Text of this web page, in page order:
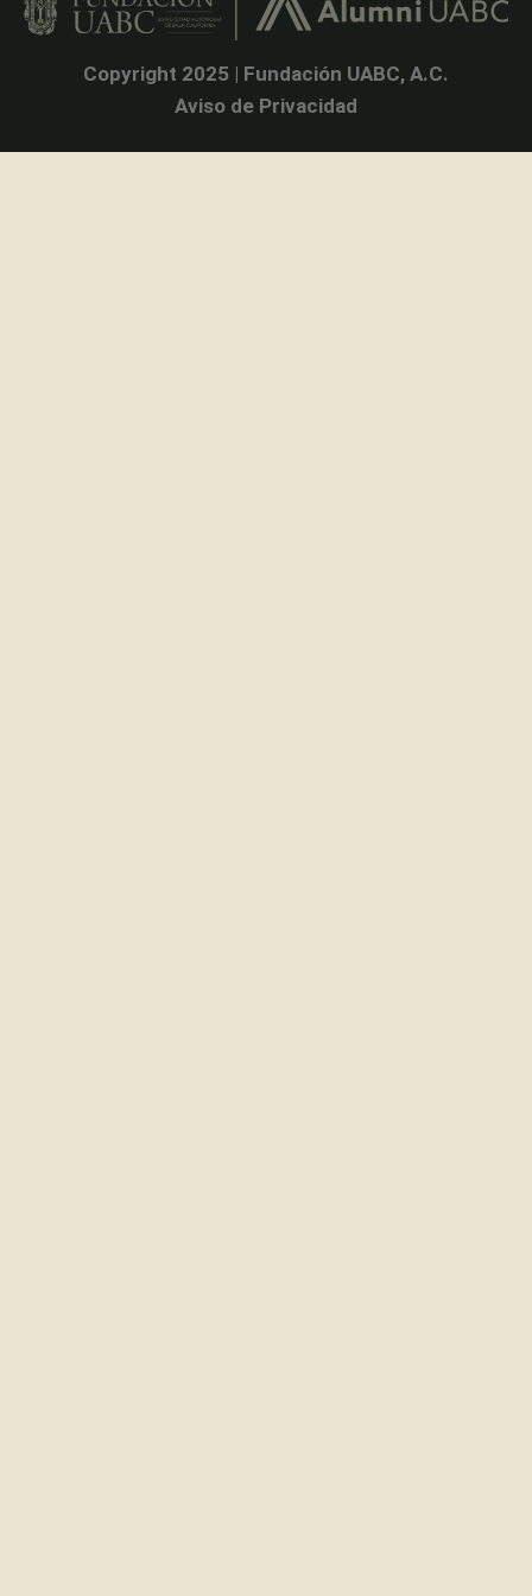
Copyright 2025 | Fundación UABC, A.C.
Aviso de Privacidad